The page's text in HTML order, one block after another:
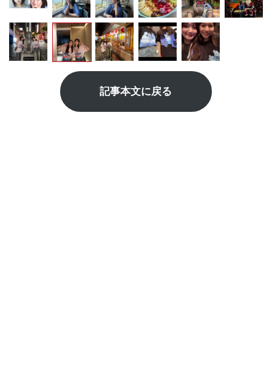
記事本文に戻る